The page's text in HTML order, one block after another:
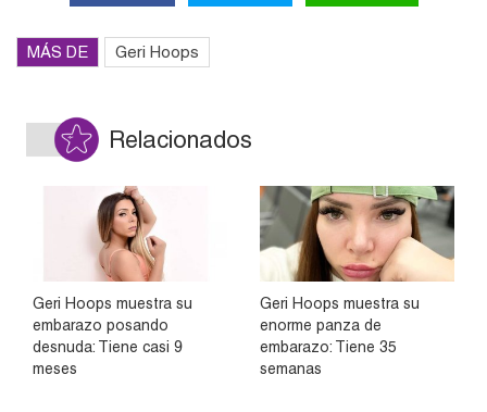
MÁS DE Geri Hoops
Relacionados
Geri Hoops muestra su
embarazo posando
desnuda: Tiene casi 9
meses
Geri Hoops muestra su
enorme panza de
embarazo: Tiene 35
semanas